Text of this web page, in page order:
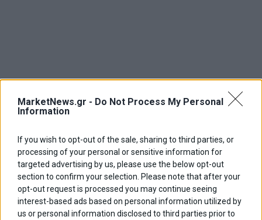
MarketNews.gr - Do Not Process My Personal
Information
If you wish to opt-out of the sale, sharing to third parties, or
processing of your personal or sensitive information for
targeted advertising by us, please use the below opt-out
section to confirm your selection. Please note that after your
opt-out request is processed you may continue seeing
interest-based ads based on personal information utilized by
us or personal information disclosed to third parties prior to
Ελευθερία Κούρταλη
Οι «τιμωροί» των ομολόγων επέστρεψαν
Εύη Φραγκάκη
Η αληθινή παιδεία ξεκινά από την ψυχή…